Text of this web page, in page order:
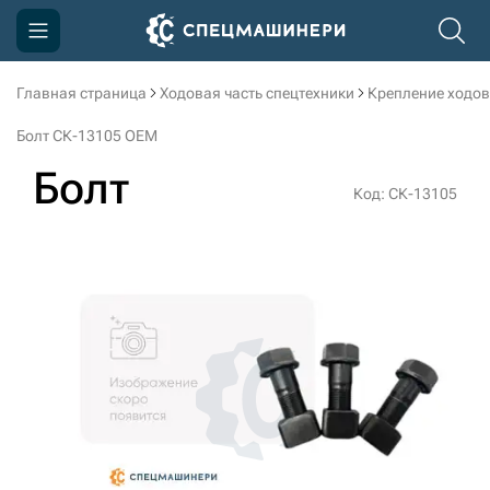
Главная страница Ходовая часть спецтехники Крепление
Болт СК-13105 OEM
Болт Код: СК-13105
Компания
Доставка и оплата
3D тур по производству
3D тур по складам
sksale@skdst.ru